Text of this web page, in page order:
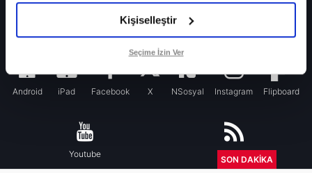
Kişiselleştir
Seçime İzin Ver
Fenerbahçe’nin yeni transferi Mason Greenwood için olay sözler!
Galatasaray’da rota yeniden Thiago Almada!
Android iPad Facebook X NSosyal Instagram Flipboard
Youtube RSS
SON DAKİKA